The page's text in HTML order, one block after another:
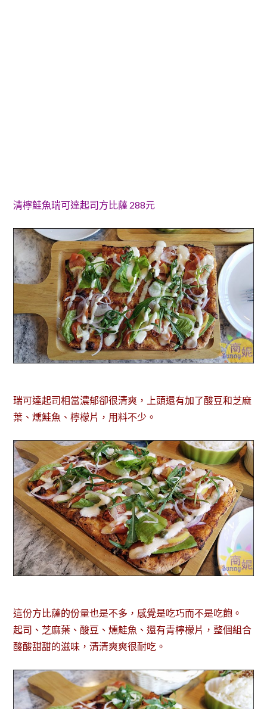
清檸鮭魚瑞可達起司方比薩 288元
瑞可達起司相當濃郁卻很清爽，上頭還有加了酸豆和芝麻
葉、燻鮭魚、檸檬片，用料不少。
這份方比薩的份量也是不多，感覺是吃巧而不是吃飽。
起司、芝麻葉、酸豆、燻鮭魚、還有青檸檬片，整個組合
酸酸甜甜的滋味，清清爽爽很耐吃。